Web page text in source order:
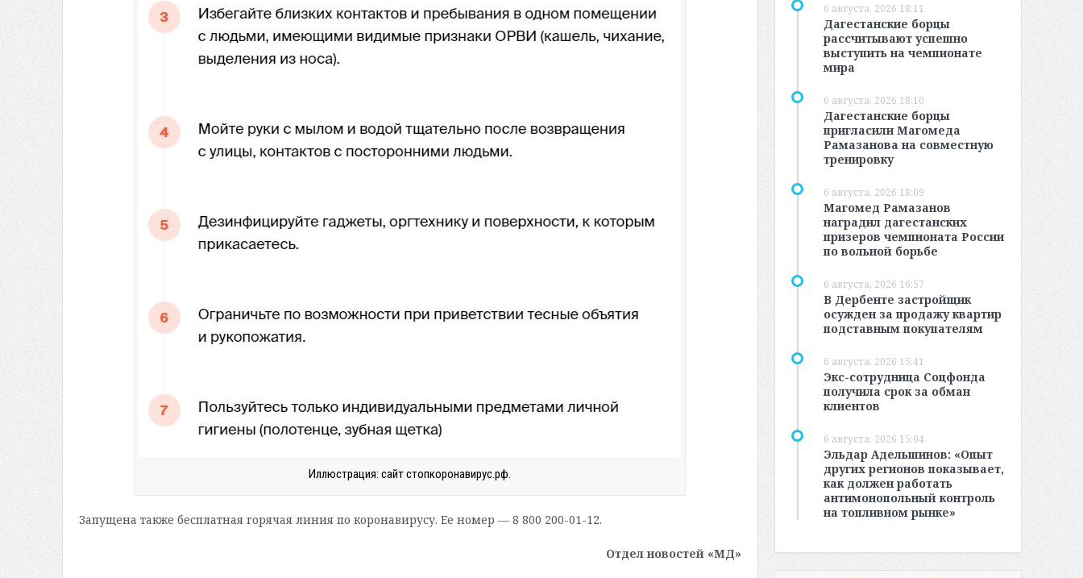
Иллюстрация: сайт стопкоронавирус.рф.
Запущена также бесплатная горячая линия по коронавирусу. Ее номер — 8 800 200-01-12.
Отдел новостей «МД»
6 августа, 2026 18:11
Дагестанские борцы
рассчитывают успешно
выступить на чемпионате
мира
6 августа, 2026 18:10
Дагестанские борцы
пригласили Магомеда
Рамазанова на совместную
тренировку
6 августа, 2026 18:09
Магомед Рамазанов
наградил дагестанских
призеров чемпионата России
по вольной борьбе
6 августа, 2026 16:57
В Дербенте застройщик
осужден за продажу квартир
подставным покупателям
6 августа, 2026 15:41
Экс-сотрудница Соцфонда
получила срок за обман
клиентов
6 августа, 2026 15:04
Эльдар Адельшинов: «Опыт
других регионов показывает,
как должен работать
антимонопольный контроль
на топливном рынке»